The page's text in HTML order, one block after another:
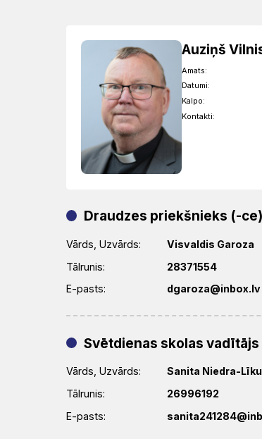
Auziņš
Amats:
Datumi:
Kalpo:
Kontakti:
Draudzes priekšnieks (-ce)
Vārds, Uzvārds:
Visvaldis Garoza
Tālrunis:
28371554
E-pasts:
dgaroza@inbox.lv
Svētdienas skolas vadītājs
Vārds, Uzvārds:
Sanita Niedra-
Tālrunis:
26996192
E-pasts: